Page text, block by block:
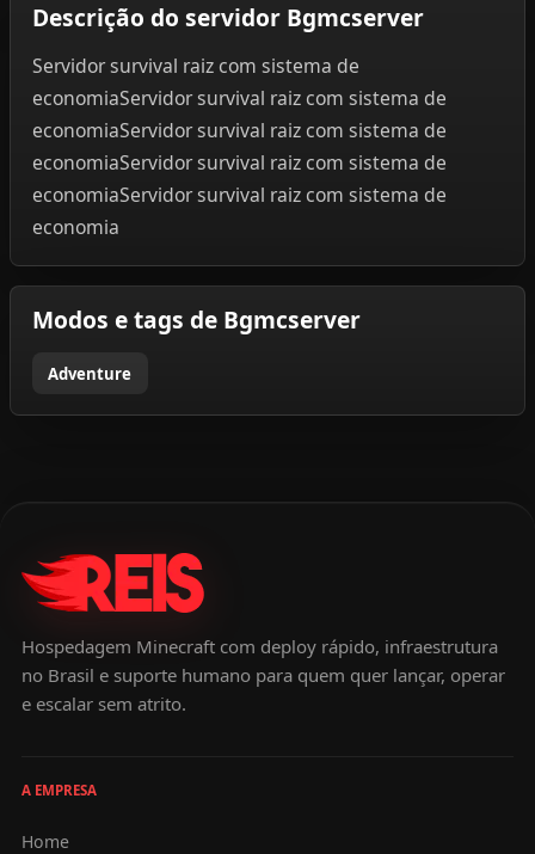
Descrição do servidor Bgmcserver
Servidor survival raiz com sistema de
economiaServidor survival raiz com sistema de
economiaServidor survival raiz com sistema de
economiaServidor survival raiz com sistema de
economiaServidor survival raiz com sistema de
economia
Modos e tags de Bgmcserver
Adventure
Hospedagem Minecraft com deploy rápido, infraestrutura
no Brasil e suporte humano para quem quer lançar, operar
e escalar sem atrito.
A EMPRESA
Home